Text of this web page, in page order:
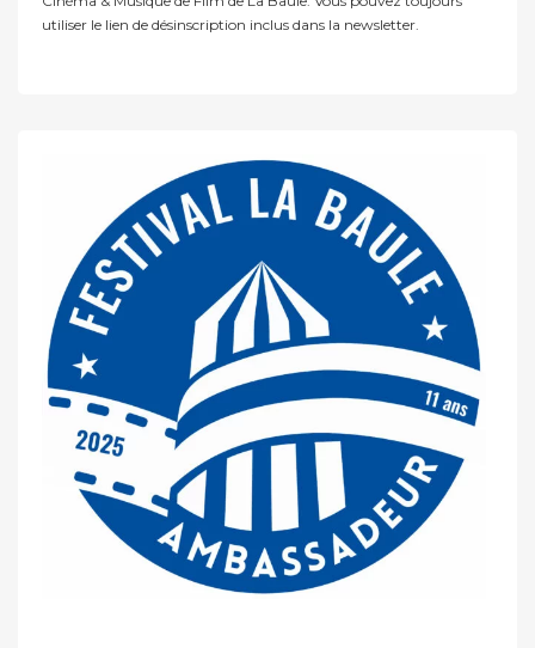
utiliser le lien de désinscription inclus dans la newsletter.